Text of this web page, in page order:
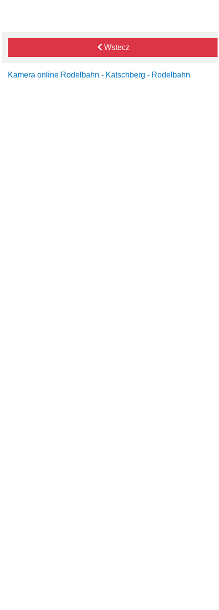
Wstecz
Kamera online Rodelbahn - Katschberg - Rodelbahn